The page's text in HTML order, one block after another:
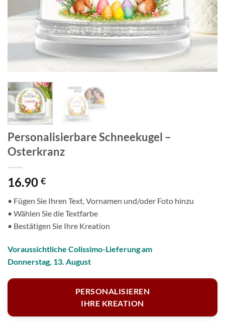
Personalisierbare Schneekugel –
Osterkranz
16.90 €
• Fügen Sie Ihren Text, Vornamen und/oder Foto hinzu
• Wählen Sie die Textfarbe
• Bestätigen Sie Ihre Kreation
Voraussichtliche Colissimo-Lieferung am
Donnerstag, 13. August
PERSONALISIEREN
IHRE KREATION